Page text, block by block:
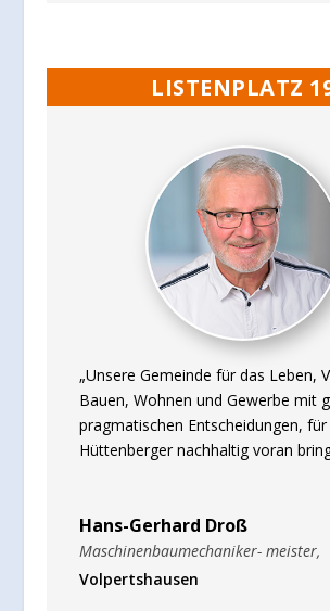
LISTENPLATZ
„Unsere Gemeinde für das Leben,
Bauen, Wohnen und Gewerbe mit
pragmatischen Entscheidungen, für
Hüttenberger nachhaltig voran
Hans-Gerhard Droß
Maschinenbaumechaniker- meister,
Volpertshausen